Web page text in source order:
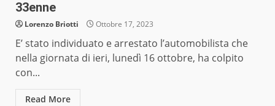
33enne
Lorenzo Briotti Ottobre 17, 2023
E’ stato individuato e arrestato l’automobilista che
nella giornata di ieri, lunedì 16 ottobre, ha colpito
con...
Read More